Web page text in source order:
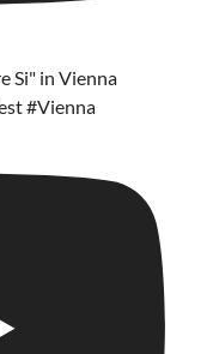
Si" in Vienna
#Vienna